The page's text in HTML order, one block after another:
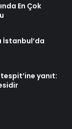
En Çok
İstanbul’da
yanıt: